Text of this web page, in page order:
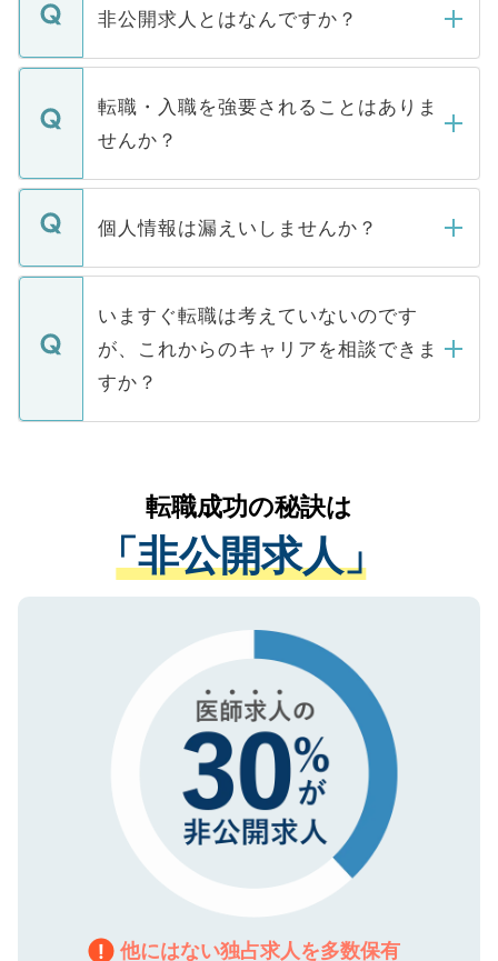
登録内容を確認し、その後メールもしくは
ます。通常、5営業日以内にはご連絡をせて
いただきますので、しばらくお待ちくださ
い。
非公開求人とはなんですか？
マイナビDOCTORで取り扱っている求人の
うち約3割は、Webサイトからご覧いただ
けない「非公開求人」です。非公開求人は
下記の理由によって、一般には公開してい
ません。
■応募殺到を避けるため 人気のある医療機
関を公にしてしまうと、応募が殺到する場
に、医療機関が求める条件に合った人材の
みを人材紹介会社に依頼するケースが増え
ています。
転職・入職を強要されることはありま
せんか？
転職・入職を強要することは一切ありませ
ん。また、仮に応募先から内定をいただい
定を承諾する必要はありません。内定先へ
の辞退の連絡はキャリアパートナーが行い
ますので、ご安心ください。
個人情報は漏えいしませんか？
個人情報が漏えいすることはありませんの
で、ご安心ください。当サイトからの登録
などで収集したご登録者様の個人情報は、
ご本人のキャリアアップおよび転職活動の
支援を目的に使用いたします。お預かりし
ているすべての個人データはご本人の許可
は、個人情報の取り扱いについての厳密な
管理基準を満たした事業者のみに付与され
る、プライバシーマークを取得済みです。
ご登録いただいた個人情報は、SSL（デー
で、機密保持に関してもご安心ください。
いますぐ転職は考えていないのです
が、これからのキャリアを相談できま
すか？
かがいして、現在の医療機関の状況や紹介
経験をまじえながら、適切なアドバイスを
させていただきます。すぐにご転職をされ
ない方には、長期的なサポートが可能です
ので、まずはご登録ください。
転職成功の秘訣は
「非公開求人」
他にはない独占求人を多数保有